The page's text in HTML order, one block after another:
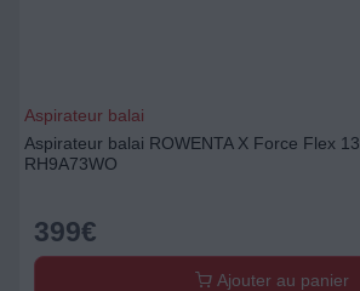
Aspirateur balai
Aspirateur balai ROWENTA X Force Flex
RH9A73WO
399€
Ajouter au panier